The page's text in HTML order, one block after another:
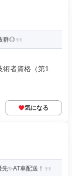
群◎
者資格（第1
気になる
✨AT車配送！